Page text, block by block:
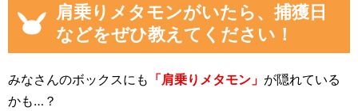
肩乗りメタモンがいたら、捕獲日
などをぜひ教えてください！
みなさんのボックスにも 「肩乗りメタモン」 が隠れている
かも…？